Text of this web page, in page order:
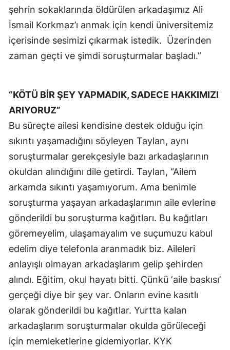
şehrin sokaklarında öldürülen arkadaşımız Ali
İsmail Korkmaz’ı anmak için kendi üniversitemiz
içerisinde sesimizi çıkarmak istedik. Üzerinden
zaman geçti ve şimdi soruşturmalar başladı.”
“KÖTÜ BİR ŞEY YAPMADIK, SADECE HAKKIMIZI
ARIYORUZ”
Bu süreçte ailesi kendisine destek olduğu için
sıkıntı yaşamadığını söyleyen Taylan, aynı
soruşturmalar gerekçesiyle bazı arkadaşlarının
okuldan alındığını dile getirdi. Taylan, “Ailem
arkamda sıkıntı yaşamıyorum. Ama benimle
soruşturma yaşayan arkadaşlarımın aile evlerine
gönderildi bu soruşturma kağıtları. Bu kağıtları
göremeyelim, ulaşamayalım ve suçumuzu kabul
edelim diye telefonla aranmadık biz. Aileleri
anlayışlı olmayan arkadaşlarım gelip şehirden
alındı. Eğitim, okul hayatı bitti. Çünkü ‘aile baskısı’
gerçeği diye bir şey var. Onların evine kasıtlı
olarak gönderildi bu kağıtlar. Yurtta kalan
arkadaşlarım soruşturmalar okulda görüleceği
için memleketlerine gidemiyorlar. KYK